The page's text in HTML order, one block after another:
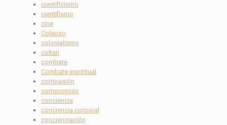
cientificismo
cientifismo
cine
Colapso
colonialismo
coltan
combate
Combate espiritual
compasión
compromiso
conciencia
conciencia corporal
concienciación